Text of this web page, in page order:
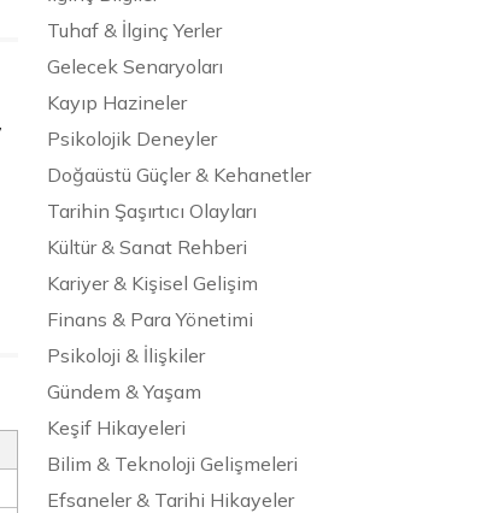
Tuhaf & İlginç Yerler
Gelecek Senaryoları
Kayıp Hazineler
Psikolojik Deneyler
Doğaüstü Güçler & Kehanetler
Tarihin Şaşırtıcı Olayları
Kültür & Sanat Rehberi
Kariyer & Kişisel Gelişim
Finans & Para Yönetimi
Psikoloji & İlişkiler
Gündem & Yaşam
Keşif Hikayeleri
Bilim & Teknoloji Gelişmeleri
Efsaneler & Tarihi Hikayeler